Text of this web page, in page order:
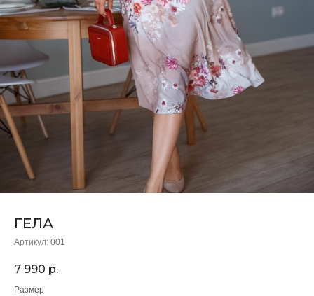
ГЕЛА
Артикул: 001
7 990 р.
Размер